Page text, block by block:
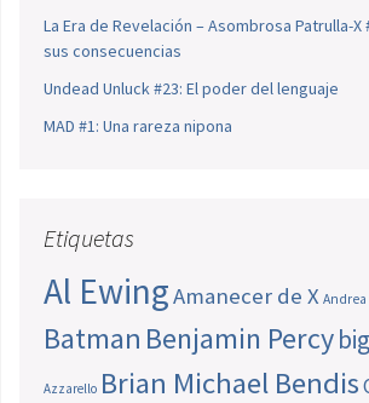
La Era de Revelación – Asombrosa Patrulla-X
sus consecuencias
Undead Unluck #23: El poder del lenguaje
MAD #1: Una rareza nipona
Etiquetas
Al EwingAmanecer de X
Batman Benjamin Percy
Azzarello Brian Michael Bendis